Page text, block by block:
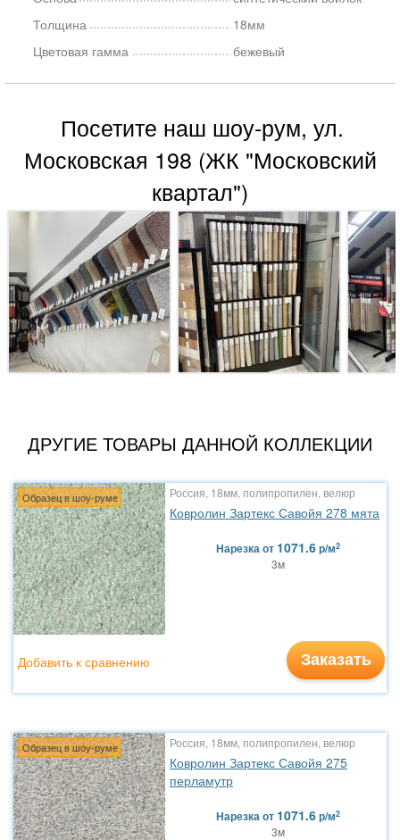
Толщина
18мм
Цветовая гамма
бежевый
Посетите наш шоу-рум, ул.
Московская 198 (ЖК "Московский
квартал")
ДРУГИЕ ТОВАРЫ ДАННОЙ КОЛЛЕКЦИИ
Образец в шоу-руме Россия, 18мм, полипропилен, велюр
Ковролин Зартекс Савойя 278 мята
Нарезкаот 1071.6р/м2
3м
Заказать
Добавить к сравнению
Образец в шоу-руме Россия, 18мм, полипропилен, велюр
Ковролин Зартекс Савойя 275
перламутр
Нарезкаот 1071.6р/м2
3м